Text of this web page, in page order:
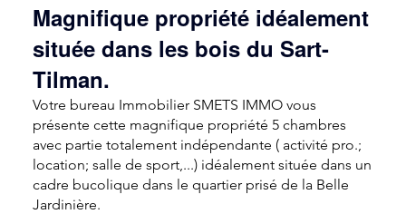
Magnifique propriété idéalement
située dans les bois du Sart-
Tilman.
Votre bureau Immobilier SMETS IMMO vous
présente cette magnifique propriété 5 chambres
avec partie totalement indépendante ( activité pro.;
location; salle de sport,...) idéalement située dans un
cadre bucolique dans le quartier prisé de la Belle
Jardinière.